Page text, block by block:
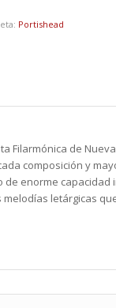
Portishead
Filarmónica de
composición y
de enorme capacidad
letárgicas